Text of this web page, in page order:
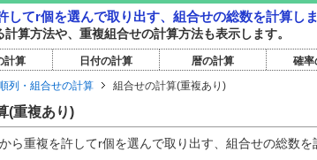
してr個を選んで取り出す、組合せの総数を計算しま
算方法や、重複組合せの計算方法も表示します。
計算 日付の計算 暦の計算 確率
順列・組合せの計算 組合せの計算(重複あり)
(重複あり)
ら重複を許してr個を選んで取り出す、組合せの総数を